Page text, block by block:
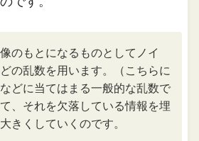
のもとになるものとしてノイ
の乱数を用います。（こちらに
どに当てはまる一般的な乱数で
、それを欠落している情報を埋
きくしていくのです。